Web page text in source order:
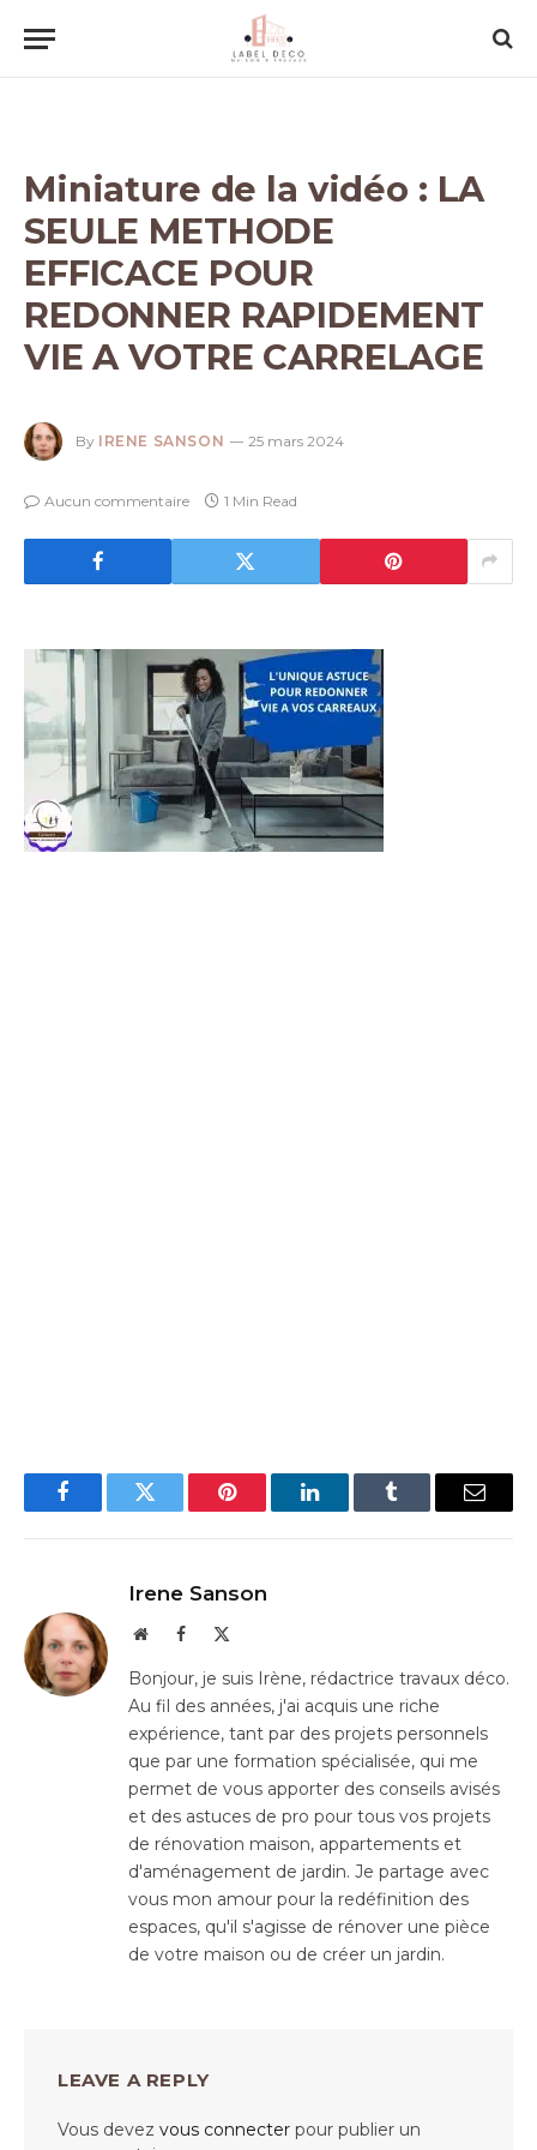
Miniature de la vidéo : LA
SEULE METHODE
EFFICACE POUR
REDONNER RAPIDEMENT
VIE A VOTRE CARRELAGE
By IRENE SANSON 25 mars 2024
Aucun commentaire 1 Min Read
FacebookTwitter Pinterest LinkedInTumblr Email
Irene Sanson
WebsiteFacebook
Bonjour, je suis Irène, rédactrice travaux déco.
Au fil des années, j'ai acquis une riche
expérience, tant par des projets personnels
que par une formation spécialisée, qui me
permet de vous apporter des conseils avisés
et des astuces de pro pour tous vos projets
de rénovation maison, appartements et
d'aménagement de jardin. Je partage avec
vous mon amour pour la redéfinition des
espaces, qu'il s'agisse de rénover une pièce
de votre maison ou de créer un jardin.
LEAVE A REPLY
Vous devez vous connecter pour publier un